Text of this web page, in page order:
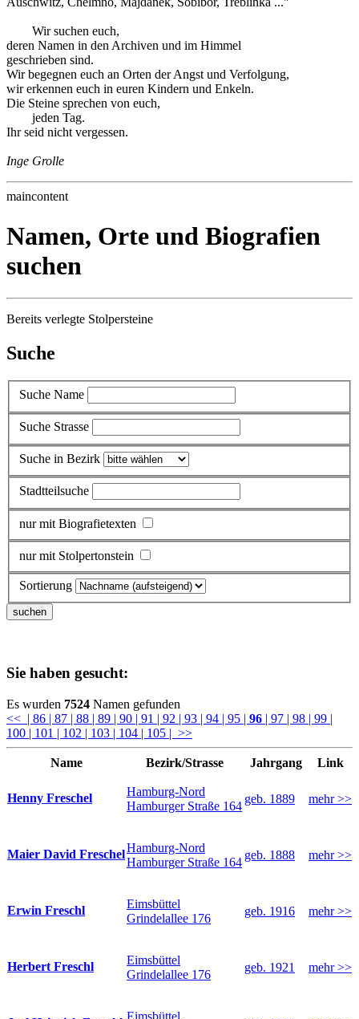
Wir suchen euch,
deren Namen in den Archiven und im Himmel
geschrieben sind.
Wir begegnen euch an Orten der Angst und Verfolgung,
wir erkennen euch in euren Kindern und Enkeln.
Die Steine sprechen von euch,
jeden Tag.
Ihr seid nicht vergessen.
Inge Grolle
maincontent
Namen, Orte und Biografien
suchen
Bereits verlegte Stolpersteine
Suche
Suche Name
Suche Strasse
Suche in Bezirk
Stadtteilsuche
nur mit Biografietexten
nur mit Stolpertonstein
Sortierung
Sie haben gesucht:
Es wurden 7524 Namen gefunden
<< | 86 | 87 | 88 | 89 | 90 | 91 | 92 | 93 | 94 | 95 | 96 | 97 | 98 | 99 |
100 | 101 | 102 | 103 | 104 | 105 | >>
Name Bezirk/Strasse Jahrgang Link
Henny Freschel
Hamburg-Nord
Hamburger Straße 164
geb. 1889 mehr >>
Maier David FreschelHamburg-Nord
Hamburger Straße 164
geb. 1888 mehr >>
Erwin Freschl
Eimsbüttel
Grindelallee 176
geb. 1916 mehr >>
Herbert Freschl
Eimsbüttel
Grindelallee 176
geb. 1921 mehr >>
Eimsbüttel